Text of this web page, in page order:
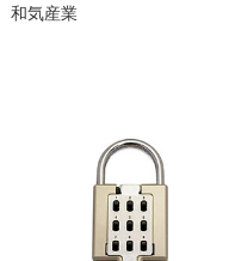
和気産業